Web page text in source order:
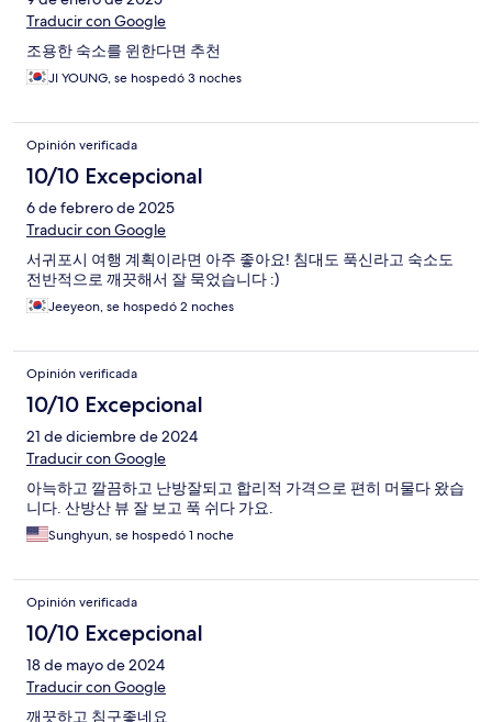
Traducir con Google
조용한 숙소를 윈한다면 추천
JI YOUNG, se hospedó 3 noches
Opinión verificada
10/10 Excepcional
6 de febrero de 2025
Traducir con Google
서귀포시 여행 계획이라면 아주 좋아요! 침대도 푹신라고 숙소도
전반적으로 깨끗해서 잘 묵었습니다 :)
Jeeyeon, se hospedó 2 noches
Opinión verificada
10/10 Excepcional
21 de diciembre de 2024
Traducir con Google
아늑하고 깔끔하고 난방잘되고 합리적 가격으로 편히 머물다 왔습
니다. 산방산 뷰 잘 보고 푹 쉬다 가요.
Sunghyun, se hospedó 1 noche
Opinión verificada
10/10 Excepcional
18 de mayo de 2024
Traducir con Google
깨끗하고 침구좋네요